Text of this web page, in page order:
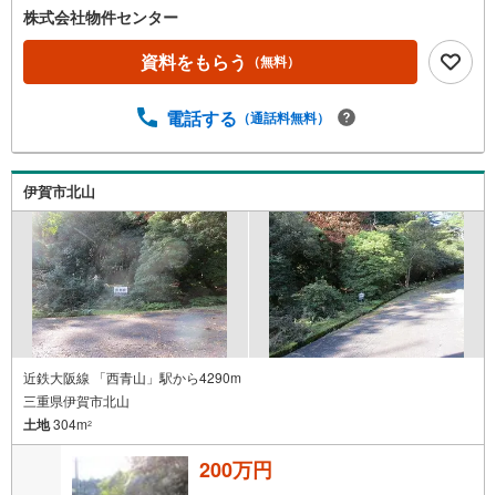
株式会社物件センター
資料をもらう （無料）
電話する （通話料無料）
伊賀市北山
近鉄大阪線 「西青山」駅から4290m
三重県伊賀市北山
土地304m2
200万円